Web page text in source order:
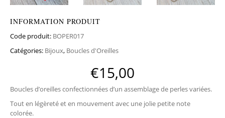
INFORMATION PRODUIT
Code produit: BOPER017
Catégories: Bijoux, Boucles d'Oreilles
€15,00
Boucles d’oreilles confectionnées d’un assemblage de perles variées.
Tout en légèreté et en mouvement avec une jolie petite note
colorée.